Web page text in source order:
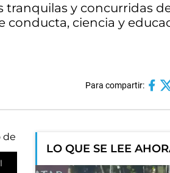
tranquilas y concurridas
conducta, ciencia y
Para compartir:
LO QUE SE LEE